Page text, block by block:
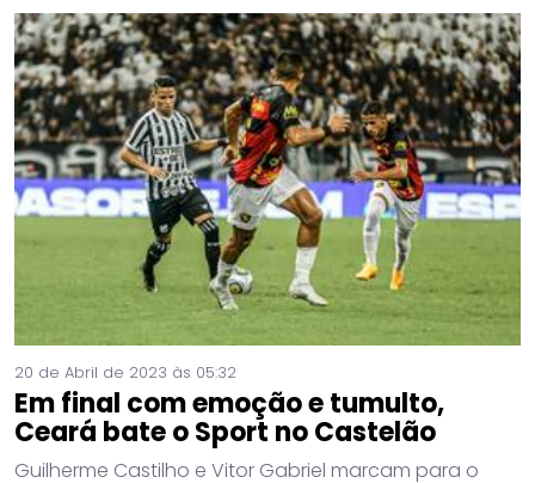
20 de Abril de 2023 às 05:32
Em final com emoção e tumulto,
Ceará bate o Sport no Castelão
Guilherme Castilho e Vitor Gabriel marcam para o